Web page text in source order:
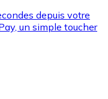
depuis votre
un simple toucher